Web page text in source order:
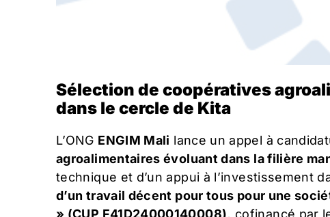
Sélection de coopératives
dans le cercle de Kita
L’ONG ENGIM Mali lance un appel à
agroalimentaires évoluant dans la filière
technique et d’un appui à l’investissement
d’un travail décent pour tous pour une
» (CUP F41D24000140008), cofinancé par